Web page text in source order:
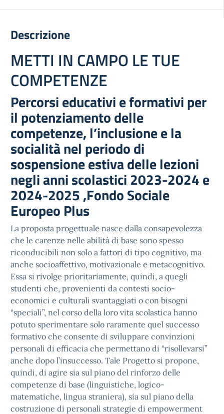
Descrizione
METTI IN CAMPO LE TUE
COMPETENZE
Percorsi educativi e formativi per
il potenziamento delle
competenze, l’inclusione e la
socialità nel periodo di
sospensione estiva delle lezioni
negli anni scolastici 2023-2024 e
2024-2025 ,Fondo Sociale
Europeo Plus
La proposta progettuale nasce dalla consapevolezza
che le carenze nelle abilità di base sono spesso
riconducibili non solo a fattori di tipo cognitivo, ma
anche socioaffettivo, motivazionale e metacognitivo.
Essa si rivolge prioritariamente, quindi, a quegli
studenti che, provenienti da contesti socio-
economici e culturali svantaggiati o con bisogni
“speciali”, nel corso della loro vita scolastica hanno
potuto sperimentare solo raramente quel successo
formativo che consente di sviluppare convinzioni
personali di efficacia che permettano di “risollevarsi”
anche dopo l’insuccesso. Tale Progetto si propone,
quindi, di agire sia sul piano del rinforzo delle
competenze di base (linguistiche, logico-
matematiche, lingua straniera), sia sul piano della
costruzione di personali strategie di empowerment